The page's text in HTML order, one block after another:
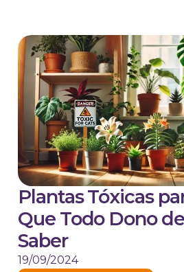
Plantas Tóxicas
Que Todo Dono
Saber
19/09/2024